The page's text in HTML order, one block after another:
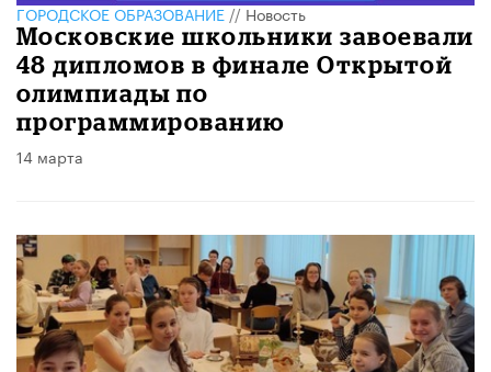
ГОРОДСКОЕ ОБРАЗОВАНИЕ//Новость
Московские школьники завоевали
48 дипломов в финале Открытой
олимпиады по
программированию
14 марта